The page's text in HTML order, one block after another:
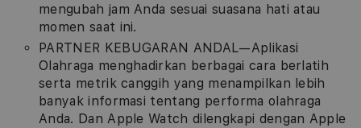
mengubah jam Anda sesuai suasana hati atau
momen saat ini.
PARTNER KEBUGARAN ANDAL—Aplikasi
Olahraga menghadirkan berbagai cara berlatih
serta metrik canggih yang menampilkan lebih
banyak informasi tentang performa olahraga
Anda. Dan Apple Watch dilengkapi dengan Apple